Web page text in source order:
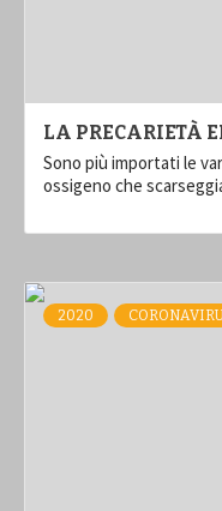
LA PRECARIETÀ
Sono più importati le
ossigeno che
2020